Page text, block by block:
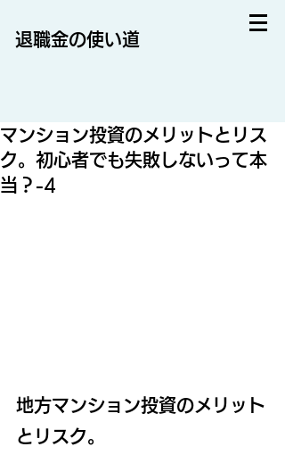
退職金の使い道
マンション投資のメリットとリス
ク。初心者でも失敗しないって本
当？-4
地方マンション投資のメリット
とリスク。